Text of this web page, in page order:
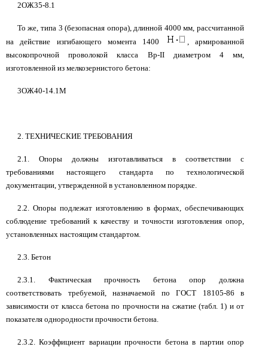
2ОЖ35-8.1
То же, типа 3 (безопасная опора), длинной 4000 мм, рассчитанной
на действие изгибающего момента 1400
, армированной
высокопрочной проволокой класса Вр-II диаметром 4 мм,
изготовленной из мелкозернистого бетона:
3ОЖ40-14.1М
2. ТЕХНИЧЕСКИЕ ТРЕБОВАНИЯ
2.1. Опоры должны изготавливаться в соответствии с
требованиями настоящего стандарта по технологической
документации, утвержденной в установленном порядке.
2.2. Опоры подлежат изготовлению в формах, обеспечивающих
соблюдение требований к качеству и точности изготовления опор,
установленных настоящим стандартом.
2.3. Бетон
2.3.1. Фактическая прочность бетона опор должна
соответствовать требуемой, назначаемой по ГОСТ 18105-86 в
зависимости от класса бетона по прочности на сжатие (табл. 1) и от
показателя однородности прочности бетона.
2.3.2. Коэффициент вариации прочности бетона в партии опор